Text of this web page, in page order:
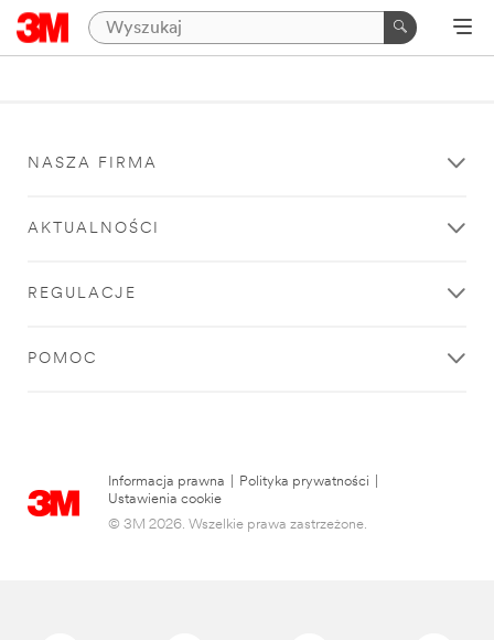
NASZA FIRMA
AKTUALNOŚCI
REGULACJE
POMOC
Informacja prawna Polityka prywatności
Ustawienia cookie
© 3M 2026. Wszelkie prawa zastrzeżone.